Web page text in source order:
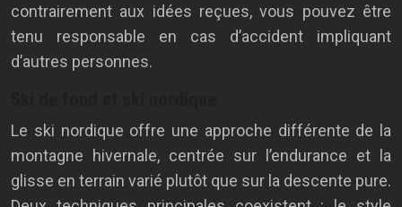
contrairement aux idées reçues, vous pouvez être
tenu responsable en cas d’accident impliquant
d’autres personnes.
Le ski nordique offre une approche différente de la
montagne hivernale, centrée sur l’endurance et la
glisse en terrain varié plutôt que sur la descente pure.